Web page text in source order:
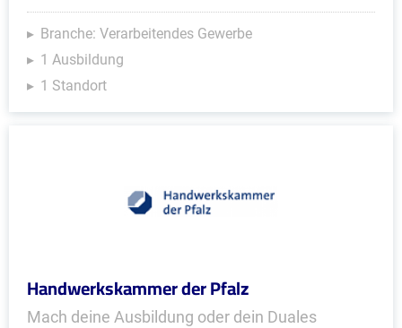
Branche: Verarbeitendes Gewerbe
1 Ausbildung
1 Standort
Handwerkskammer der Pfalz
Mach deine Ausbildung oder dein Duales